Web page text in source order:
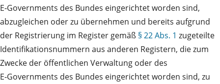
E‑Governments des Bundes eingerichtet worden sind,
abzugleichen oder zu übernehmen und bereits aufgrund
der Registrierung im Register gemäß § 22 Abs. 1 zugeteilte
Identifikationsnummern aus anderen Registern, die zum
Zwecke der öffentlichen Verwaltung oder des
E‑Governments des Bundes eingerichtet worden sind, zu